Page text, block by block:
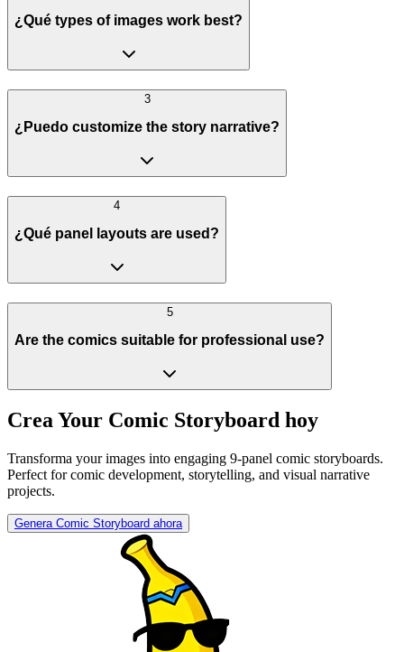
¿Qué types of images work best?
3
¿Puedo customize the story narrative?
4
¿Qué panel layouts are used?
5
Are the comics suitable for professional use?
Crea Your Comic Storyboard hoy
Transforma your images into engaging 9-panel comic storyboards.
Perfect for comic development, storytelling, and visual narrative
projects.
Genera Comic Storyboard ahora